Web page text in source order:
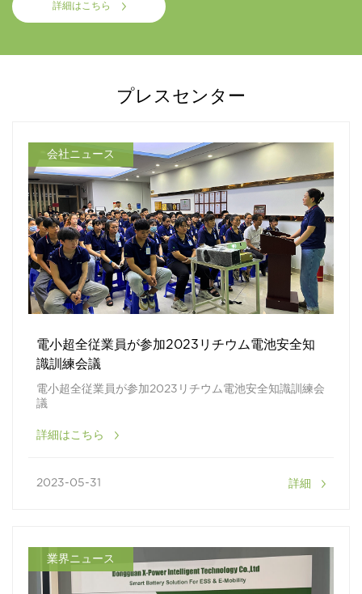
詳細はこちら
プレスセンター
会社ニュース
電小超全従業員が参加2023リチウム電池安全知
識訓練会議
電小超全従業員が参加2023リチウム電池安全知識訓練会
議
詳細はこちら
2023-05-31 詳細
業界ニュース